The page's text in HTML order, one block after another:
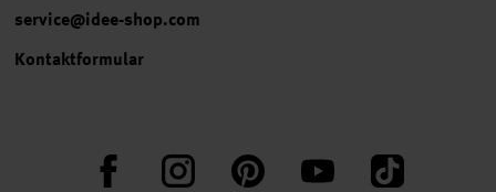
service@idee-shop.com
Kontaktformular
FacebookInstagram PinterestYouTube TikTok